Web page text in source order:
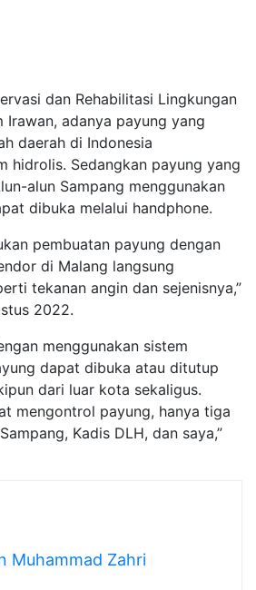
dan Rehabilitasi Lingkungan
Irawan, adanya payung yang
daerah di Indonesia
hidrolis. Sedangkan payung yang
alun Sampang menggunakan
dibuka melalui handphone.
pembuatan payung dengan
di Malang langsung
tekanan angin dan sejenisnya,”
2022.
menggunakan sistem
dapat dibuka atau ditutup
dari luar kota sekaligus.
mengontrol payung, hanya tiga
Kadis DLH, dan saya,”
Muhammad Zahri